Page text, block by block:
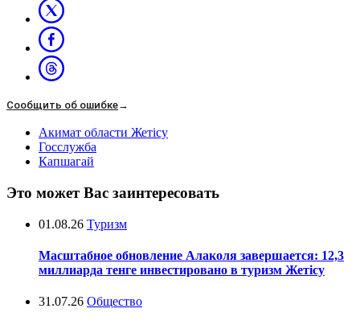
Сообщить об ошибке→
Акимат области Жетісу
Госслужба
Капшагай
Это может Вас заинтересовать
01.08.26 Туризм
Масштабное обновление Алаколя завершается: 12,3
миллиарда тенге инвестировано в туризм Жетісу
31.07.26 Общество